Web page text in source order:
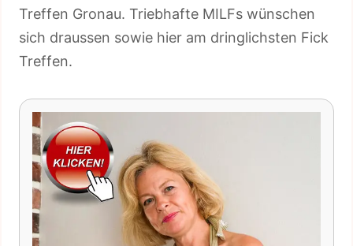
Treffen Gronau. Triebhafte MILFs wünschen
sich draussen sowie hier am dringlichsten Fick
Treffen.